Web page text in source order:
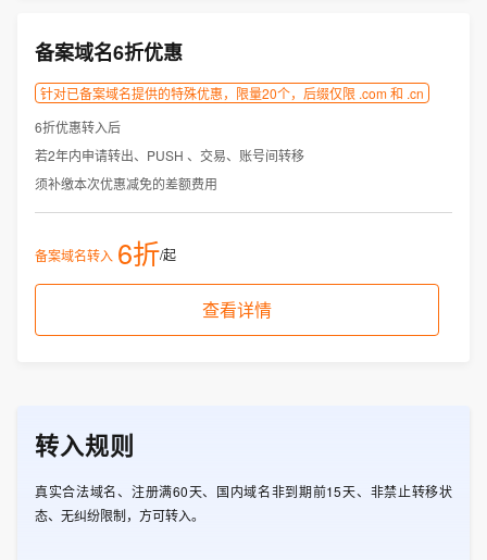
备案域名6折优惠
针对已备案域名提供的特殊优惠，限量20个，后缀仅限 .com 和 .cn
6折优惠转入后
若2年内申请转出、PUSH 、交易、账号间转移
须补缴本次优惠减免的差额费用
备案域名转入 6折/起
查看详情
转入规则
真实合法域名、注册满60天、国内域名非到期前15天、非禁止转移状
态、无纠纷限制，方可转入。